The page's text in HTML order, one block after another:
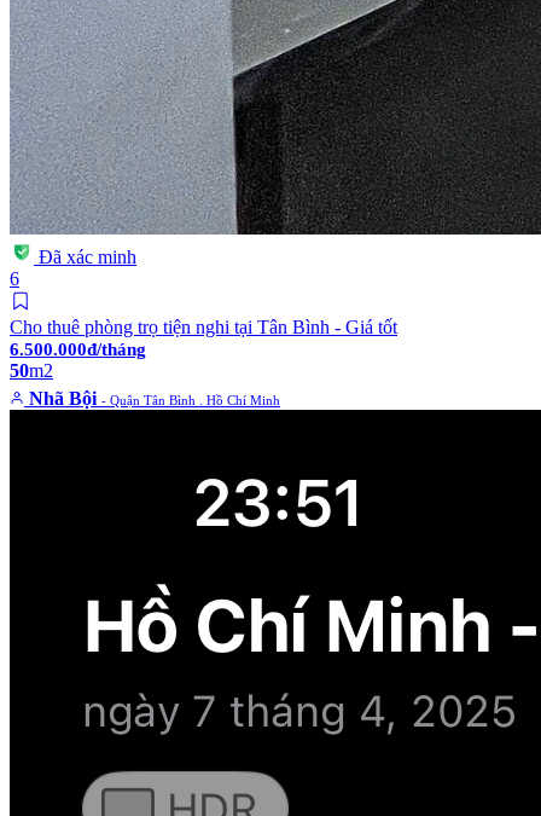
Đã xác minh
6
Cho thuê phòng trọ tiện nghi tại Tân Bình - Giá tốt
6.500.000đ/tháng
50m2
Nhã Bội - Quận Tân Bình . Hồ Chí Minh